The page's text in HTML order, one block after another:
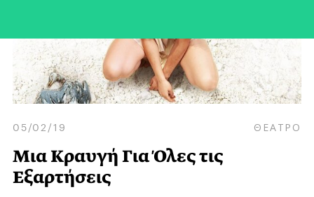
05/02/19 ΘΕΑΤΡΟ
Μια Κραυγή Για Όλες τις
Εξαρτήσεις